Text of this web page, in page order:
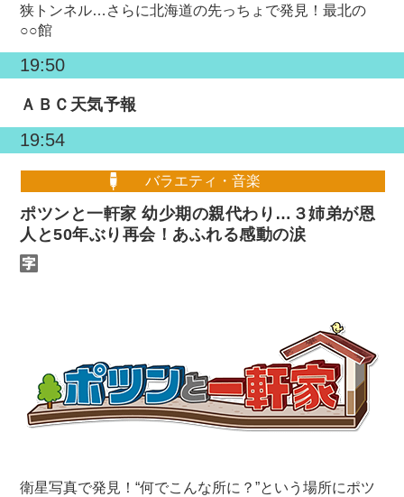
狭トンネル…さらに北海道の先っちょで発見！最北の
○○館
19:50
ＡＢＣ天気予報
19:54
バラエティ・音楽
ポツンと一軒家 幼少期の親代わり…３姉弟が恩
人と50年ぶり再会！あふれる感動の涙
衛星写真で発見！“何でこんな所に？”という場所にポツ